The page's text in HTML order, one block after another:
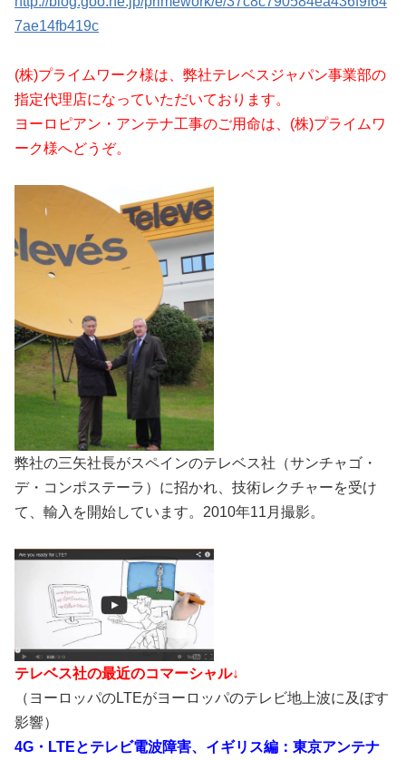
7ae14fb419c
(株)プライムワーク様は、弊社テレベスジャパン事業部の
指定代理店になっていただいております。
ヨーロピアン・アンテナ工事のご用命は、(株)プライムワ
ーク様へどうぞ。
弊社の三矢社長がスペインのテレベス社（サンチャゴ・
デ・コンポステーラ）に招かれ、技術レクチャーを受け
て、輸入を開始しています。2010年11月撮影。
テレベス社の最近のコマーシャル↓
（ヨーロッパのLTEがヨーロッパのテレビ地上波に及ぼす
影響）
4G・LTEとテレビ電波障害、イギリス編：東京アンテナ